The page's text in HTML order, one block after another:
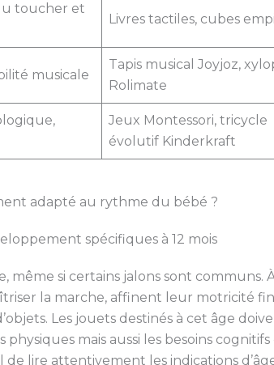
toucher et
Livres tactiles, cubes
musicale
Tapis musical Joyjoz,
Rolimate
Jeux Montessori, tricycle
évolutif Kinderkraft
adapté au rythme du bébé ?
spécifiques à 12 mois
si certains jalons sont communs. À
la marche, affinent leur motricité
Les jouets destinés à cet âge
mais aussi les besoins cognitifs
de lire attentivement les indications